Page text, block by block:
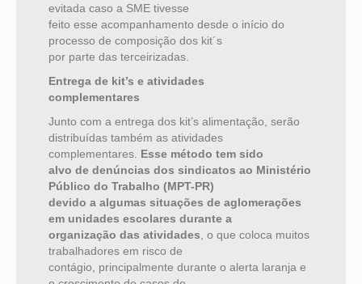
evitada caso a SME tivesse
feito esse acompanhamento desde o início do
processo de composição dos kit´s
por parte das terceirizadas.
Entrega de kit’s e atividades
complementares
Junto com a entrega dos kit’s alimentação, serão
distribuídas também as atividades
complementares. Esse método tem sido
alvo de denúncias dos sindicatos ao Ministério
Público do Trabalho (MPT-PR)
devido a algumas situações de aglomerações
em unidades escolares durante a
organização das atividades , o que coloca muitos
trabalhadores em risco de
contágio, principalmente durante o alerta laranja e